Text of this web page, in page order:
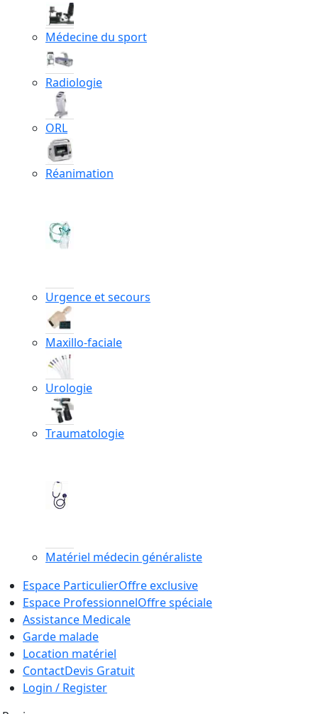
Médecine du sport
Radiologie
ORL
Réanimation
Urgence et secours
Maxillo-faciale
Urologie
Traumatologie
Matériel médecin généraliste
Espace ParticulierOffre exclusive
Espace ProfessionnelOffre spéciale
Assistance Medicale
Garde malade
Location matériel
ContactDevis Gratuit
Login / Register